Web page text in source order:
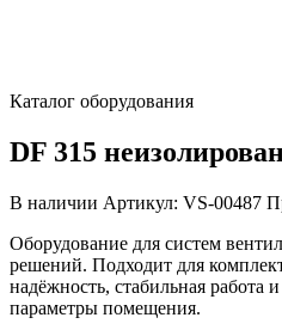
Каталог оборудования
DF 315
В наличии Артикул: VS-00487
Оборудование для систем
решений. Подходит для
надёжность, стабильная работа
параметры помещения.